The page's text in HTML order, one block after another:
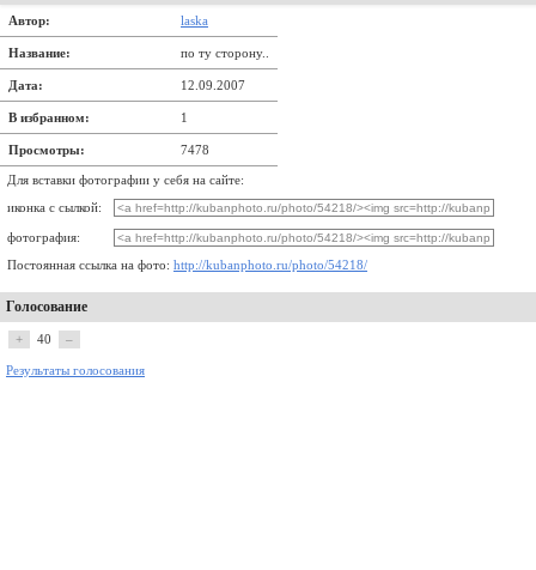
Автор: laska
Название: по ту сторону..
Дата: 12.09.2007
В избранном: 1
Просмотры: 7478
Для вставки фотографии у себя на сайте:
иконка с сылкой:
фотография:
Постоянная ссылка на фото: http://kubanphoto.ru/photo/54218/
Голосование
+ 40 –
Результаты голосования